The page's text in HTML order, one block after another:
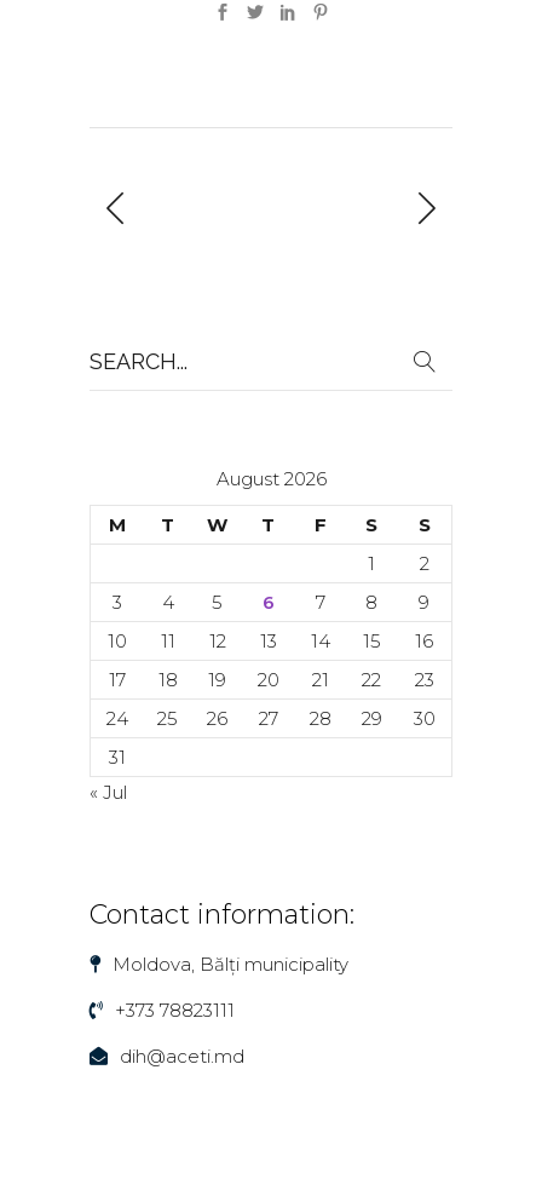
for:
August 2026
M
T W T F S
S
1
2
3
4 5 6 7 8
9
10
11 12 13 14 15
16
17
18 19 20 21 22
23
24
25 26 27 28 29
30
31
« Jul
Contact information:
Moldova, Bălți municipality
+373 78823111
dih@aceti.md